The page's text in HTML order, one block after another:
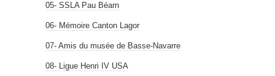
05- SSLA Pau Béarn
06- Mémoire Canton Lagor
07- Amis du musée de Basse-Navarre
08- Ligue Henri IV USA